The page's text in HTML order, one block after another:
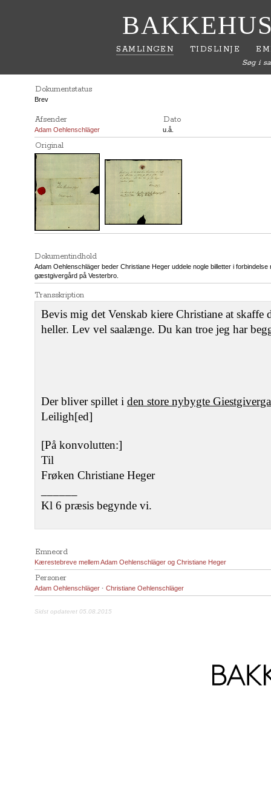
SAMLINGEN TIDSLINJE
Søg i
Dokumentstatus
Brev
Afsender Dato
Adam Oehlenschläger u.å.
Original
Dokumentindhold
Adam Oehlenschläger beder Christiane Heger uddele nogle billetter i
gæstgivergård på Vesterbro.
Transskription
Bevis mig det Venskab kiere Christiane at
heller. Lev vel saalænge. Du kan troe jeg har
Der bliver spillet i den store nybygte
Leiligh[ed]
[På konvolutten:]
Til
Frøken Christiane Heger
Kl 6 præsis begynde vi.
Emneord
Kærestebreve mellem Adam Oehlenschläger og Christiane Heger
Personer
Adam Oehlenschläger · Christiane Oehlenschläger
Sidst opdateret 05.08.2015